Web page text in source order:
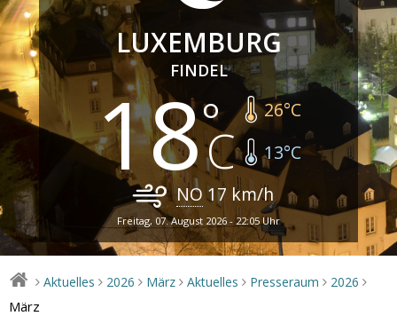
LUXEMBURG
FINDEL
18 26°C
13°C
NO 17 km/h
Freitag, 07. August 2026 - 22:05 Uhr
> Aktuelles > 2026 > März > Aktuelles > Presseraum > 2026 >
März